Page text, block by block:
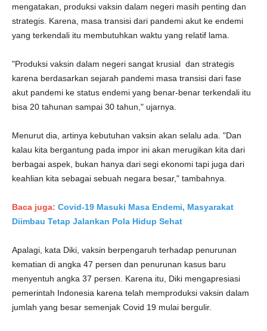
mengatakan, produksi vaksin dalam negeri masih penting dan
strategis. Karena, masa transisi dari pandemi akut ke endemi
yang terkendali itu membutuhkan waktu yang relatif lama.
"Produksi vaksin dalam negeri sangat krusial dan strategis
karena berdasarkan sejarah pandemi masa transisi dari fase
akut pandemi ke status endemi yang benar-benar terkendali itu
bisa 20 tahunan sampai 30 tahun," ujarnya.
Menurut dia, artinya kebutuhan vaksin akan selalu ada. "Dan
kalau kita bergantung pada impor ini akan merugikan kita dari
berbagai aspek, bukan hanya dari segi ekonomi tapi juga dari
keahlian kita sebagai sebuah negara besar," tambahnya.
Baca juga: Covid-19 Masuki Masa Endemi, Masyarakat
Diimbau Tetap Jalankan Pola Hidup Sehat
Apalagi, kata Diki, vaksin berpengaruh terhadap penurunan
kematian di angka 47 persen dan penurunan kasus baru
menyentuh angka 37 persen. Karena itu, Diki mengapresiasi
pemerintah Indonesia karena telah memproduksi vaksin dalam
jumlah yang besar semenjak Covid 19 mulai bergulir.